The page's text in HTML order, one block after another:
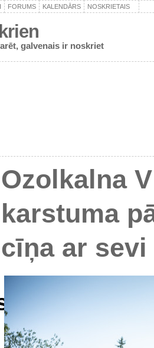
FORUMS KALENDĀRS NOSKRIETAIS
galvenais ir noskriet
Ozolkalna
karstuma
cīņa ar sevi